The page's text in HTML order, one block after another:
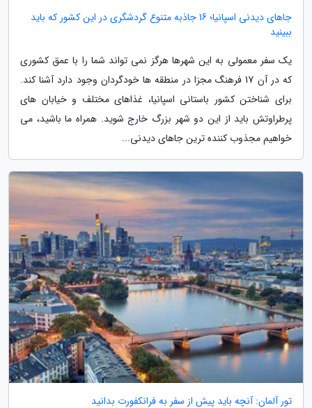
جاهای دیدنی اسپانیا؛ 16 جاذبه متنوع گردشگری در این کشور که باید
ببینید
یک سفر معمولی به این شهرها هرگز نمی تواند شما را با عمق کشوری
که در آن 17 فرهنگ مجزا در منطقه ها خودگردان وجود دارد آشنا کند.
برای شناختن کشور باستانی اسپانیا، غذاهای مختلف و خیابان های
پرطراوتش باید از این دو شهر بزرگ خارج شوید. همراه ما باشید، می
خواهیم مجذوب کننده ترین جاهای دیدنی...
تور آلمان: آنچه باید پیش از سفر به فرانکفورت بدانید